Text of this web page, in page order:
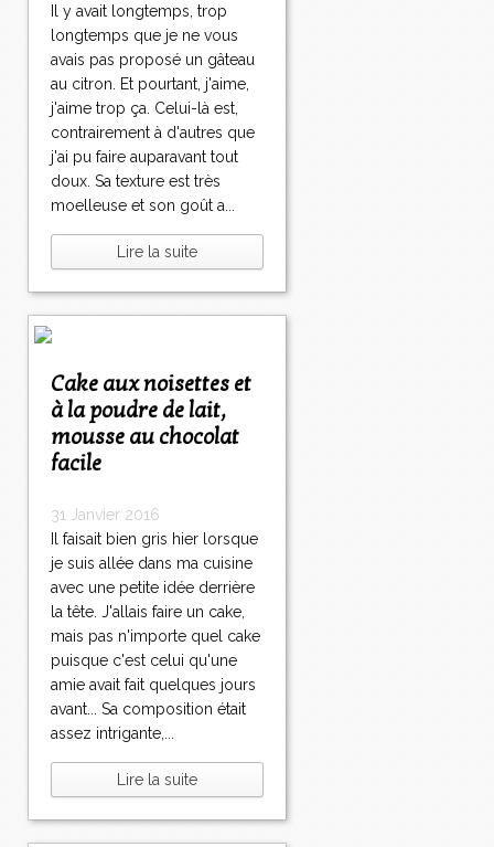
Il y avait longtemps, trop
longtemps que je ne vous
avais pas proposé un gâteau
au citron. Et pourtant, j'aime,
j'aime trop ça. Celui-là est,
contrairement à d'autres que
j'ai pu faire auparavant tout
doux. Sa texture est très
moelleuse et son goût a...
Lire la suite
Cake aux noisettes et
à la poudre de lait,
mousse au chocolat
facile
31 Janvier 2016
Il faisait bien gris hier lorsque
je suis allée dans ma cuisine
avec une petite idée derrière
la tête. J'allais faire un cake,
mais pas n'importe quel cake
puisque c'est celui qu'une
amie avait fait quelques jours
avant... Sa composition était
assez intrigante,...
Lire la suite